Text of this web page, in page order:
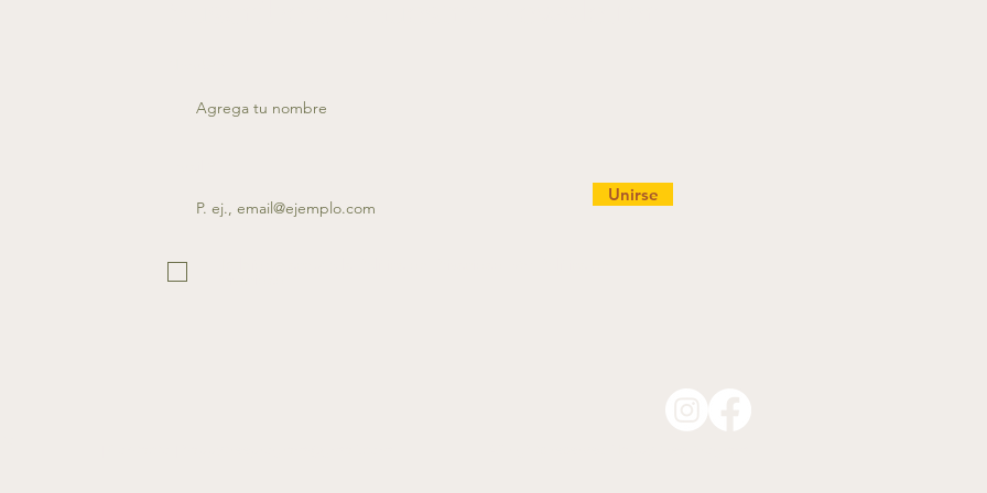
Unirse